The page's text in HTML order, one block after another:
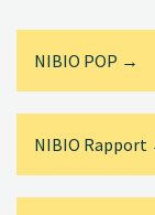
NIBIO POP →
NIBIO Rapport